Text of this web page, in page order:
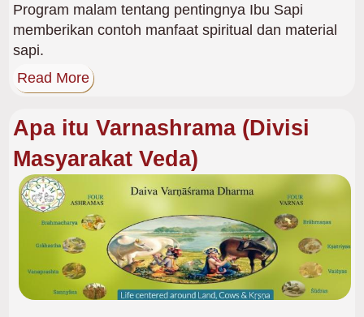
Program malam tentang pentingnya Ibu Sapi
memberikan contoh manfaat spiritual dan material
sapi.
Read More
Apa itu Varnashrama (Divisi
Masyarakat Veda)
Gambar